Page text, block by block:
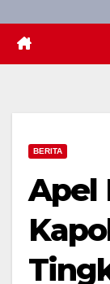
BERITA
Apel